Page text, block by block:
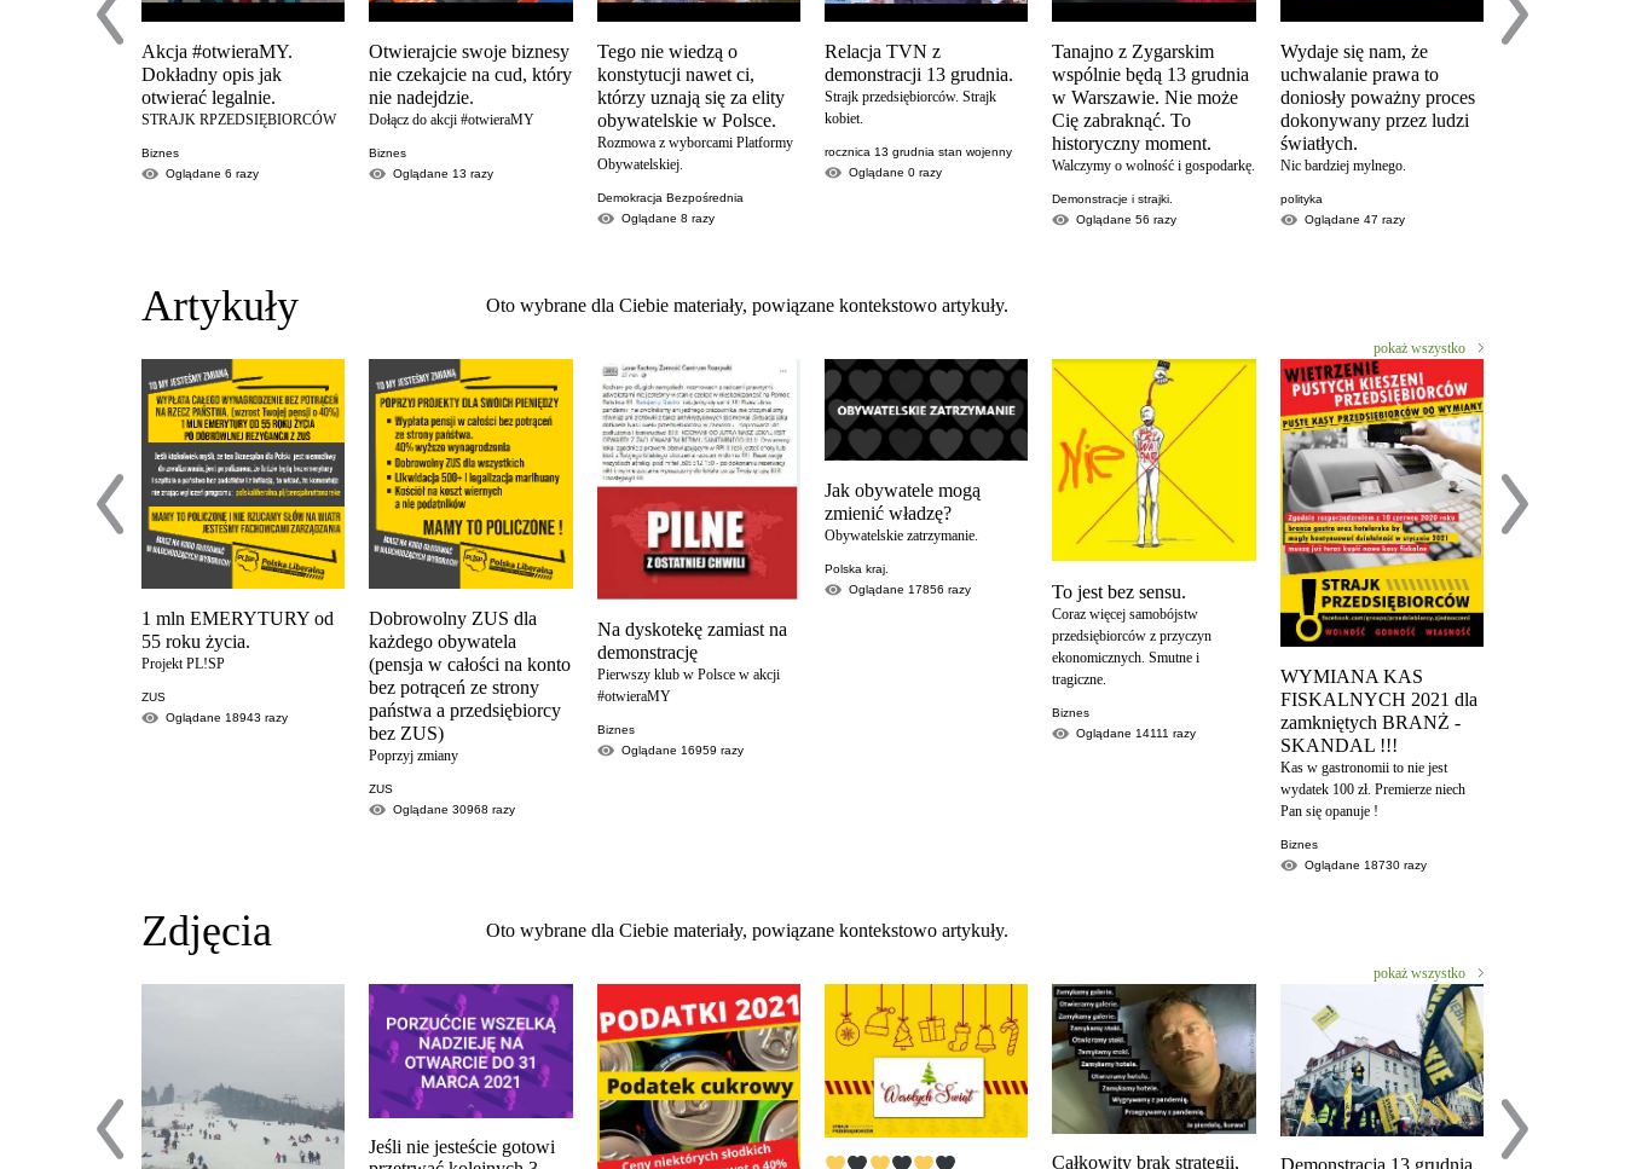
Akcja #otwieraMY.
Dokładny opis jak
otwierać legalnie.
STRAJK RPZEDSIĘBIORCÓW
Biznes
Oglądane 6 razy
Otwierajcie swoje biznesy
nie czekajcie na cud, który
nie nadejdzie.
Dołącz do akcji #otwieraMY
Biznes
Oglądane 13razy
Tego nie wiedzą o
konstytucji nawet ci,
którzy uznają się za elity
obywatelskie w Polsce.
Rozmowa z wyborcami Platformy
Obywatelskiej.
Demokracja Bezpośrednia
Oglądane 8 razy
Relacja TVN z
demonstracji 13 grudnia.
Strajk przedsiębiorców. Strajk
kobiet.
rocznica 13 grudnia stan wojenny
Oglądane 0 razy
Tanajno z Zygarskim
wspólnie będą 13 grudnia
w Warszawie. Nie może
Cię zabraknąć. To
historyczny moment.
Walczymy o wolność i gospodarkę.
Demonstracje i strajki.
Oglądane 56razy
Wydaje się nam, że
uchwalanie prawa to
doniosły poważny proces
dokonywany przez ludzi
światłych.
Nic bardziej mylnego.
polityka
Oglądane 47 razy
Analiza
Artykuły Oto wybrane dla Ciebie materiały, powiązane kontekstowo artykuły.
pokaż wszystko
1 mln EMERYTURY od
55 roku życia.
Projekt PL!SP
ZUS
Oglądane 18943 razy
Dobrowolny ZUS dla
każdego obywatela
(pensja w całości na konto
bez potrąceń ze strony
państwa a przedsiębiorcy
bez ZUS)
Poprzyj zmiany
ZUS
Oglądane 30968razy
Na dyskotekę zamiast na
demonstrację
Pierwszy klub w Polsce w akcji
#otwieraMY
Biznes
Oglądane 16959 razy
Jak obywatele mogą
zmienić władzę?
Obywatelskie zatrzymanie.
Polska kraj.
Oglądane 17856 razy To jest bez sensu.
Coraz więcej samobójstw
przedsiębiorców z przyczyn
ekonomicznych. Smutne i
tragiczne.
Biznes
Oglądane 14111razy
WYMIANA KAS
FISKALNYCH 2021 dla
zamkniętych BRANŻ -
SKANDAL !!!
Kas w gastronomii to nie jest
wydatek 100 zł. Premierze niech
Pan się opanuje !
Biznes
Oglądane 18730 razy
CZY MOŻNA
Zdjęcia Oto wybrane dla Ciebie materiały, powiązane kontekstowo artykuły.
pokaż wszystko
Jeśli nie jesteście gotowi
Całkowity brak strategii,
Demonstracja 13 grudnia.